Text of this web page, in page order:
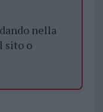
nella
sito o